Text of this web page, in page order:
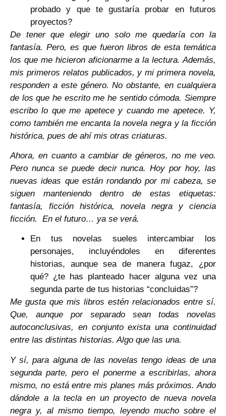
probado y que te gustaría probar en futuros
proyectos?
De tener que elegir uno solo me quedaría con la
fantasía. Pero, es que fueron libros de esta temática
los que me hicieron aficionarme a la lectura. Además,
mis primeros relatos publicados, y mi primera novela,
responden a este género. No obstante, en cualquiera
de los que he escrito me he sentido cómoda. Siempre
escribo lo que me apetece y cuando me apetece. Y,
como también me encanta la novela negra y la ficción
histórica, pues de ahí mis otras criaturas.
Ahora, en cuanto a cambiar de géneros, no me veo.
Pero nunca se puede decir nunca. Hoy por hoy, las
nuevas ideas que están rondando por mi cabeza, se
siguen manteniendo dentro de estas etiquetas:
fantasía, ficción histórica, novela negra y ciencia
ficción. En el futuro… ya se verá.
En tus novelas sueles intercambiar los
personajes, incluyéndoles en diferentes
historias, aunque sea de manera fugaz, ¿por
qué? ¿te has planteado hacer alguna vez una
segunda parte de tus historias “concluidas”?
Me gusta que mis libros estén relacionados entre sí.
Que, aunque por separado sean todas novelas
autoconclusivas, en conjunto exista una continuidad
entre las distintas historias. Algo que las una.
Y sí, para alguna de las novelas tengo ideas de una
segunda parte, pero el ponerme a escribirlas, ahora
mismo, no está entre mis planes más próximos. Ando
dándole a la tecla en un proyecto de nueva novela
negra y, al mismo tiempo, leyendo mucho sobre el